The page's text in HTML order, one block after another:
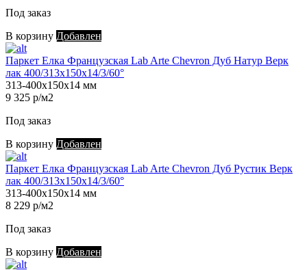
Под заказ
В корзину Добавлен
Паркет Елка Французская Lab Arte Chevron Дуб Натур Верк
лак 400/313х150х14/3/60°
313-400х150х14 мм
9 325 р/м2
Под заказ
В корзину Добавлен
Паркет Елка Французская Lab Arte Chevron Дуб Рустик Верк
лак 400/313х150х14/3/60°
313-400х150х14 мм
8 229 р/м2
Под заказ
В корзину Добавлен